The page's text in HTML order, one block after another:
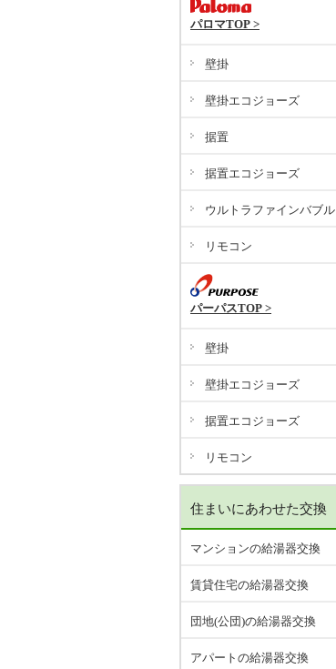
パロマTOP >
壁掛
壁掛エコジョーズ
据置
据置エコジョーズ
ウルトラファインバブル
リモコン
パーパスTOP >
壁掛
壁掛エコジョーズ
据置エコジョーズ
リモコン
住まいにあわせた交換
マンションの給湯器交換
賃貸住宅の給湯器交換
団地(公団)の給湯器交換
アパートの給湯器交換